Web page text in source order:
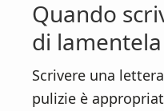
Quando
di
Scrivere una
pulizie è